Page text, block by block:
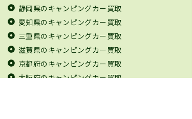
静岡県のキャンピングカー買取
愛知県のキャンピングカー買取
三重県のキャンピングカー買取
滋賀県のキャンピングカー買取
京都府のキャンピングカー買取
大阪府のキャンピングカー買取